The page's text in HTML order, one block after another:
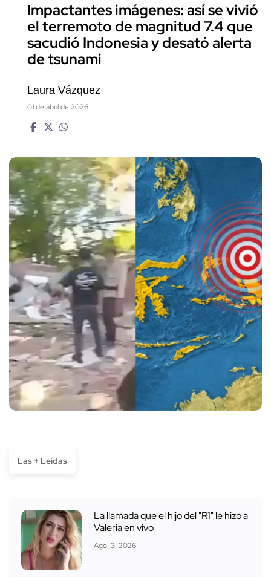
Impactantes imágenes: así se vivió
el terremoto de magnitud 7.4 que
sacudió Indonesia y desató alerta
de tsunami
Laura Vázquez
01 de abril de 2026
Las + Leídas
La llamada que el hijo del "R1" le hizo a
Valeria en vivo
Ago. 3, 2026